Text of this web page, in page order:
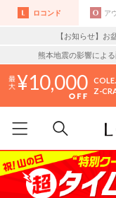
ロコンド ア
【お知らせ】お
熊本地震の影響によ
10,000
Z-